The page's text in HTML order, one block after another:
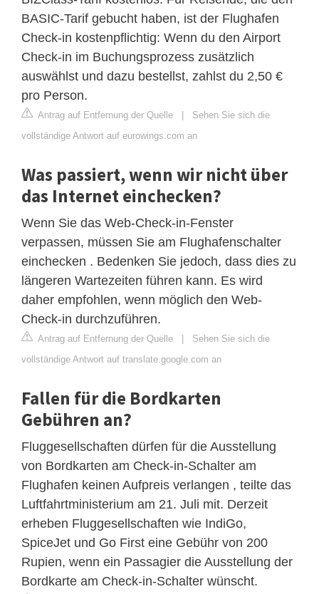
BASIC-Tarif gebucht haben, ist der Flughafen
Check-in kostenpflichtig: Wenn du den Airport
Check-in im Buchungsprozess zusätzlich
auswählst und dazu bestellst, zahlst du 2,50 €
pro Person.
Antrag auf Entfernung der Quelle | Sehen Sie sich die
vollständige Antwort auf eurowings.com an
Was passiert, wenn wir nicht über
das Internet einchecken?
Wenn Sie das Web-Check-in-Fenster
verpassen, müssen Sie am Flughafenschalter
einchecken . Bedenken Sie jedoch, dass dies zu
längeren Wartezeiten führen kann. Es wird
daher empfohlen, wenn möglich den Web-
Check-in durchzuführen.
Antrag auf Entfernung der Quelle | Sehen Sie sich die
vollständige Antwort auf translate.google.com an
Fallen für die Bordkarten
Gebühren an?
Fluggesellschaften dürfen für die Ausstellung
von Bordkarten am Check-in-Schalter am
Flughafen keinen Aufpreis verlangen , teilte das
Luftfahrtministerium am 21. Juli mit. Derzeit
erheben Fluggesellschaften wie IndiGo,
SpiceJet und Go First eine Gebühr von 200
Rupien, wenn ein Passagier die Ausstellung der
Bordkarte am Check-in-Schalter wünscht.